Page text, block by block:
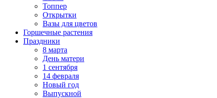
Топпер
Открытки
Вазы для цветов
Горшечные растения
Праздники
8 марта
День матери
1 сентября
14 февраля
Новый год
Выпускной